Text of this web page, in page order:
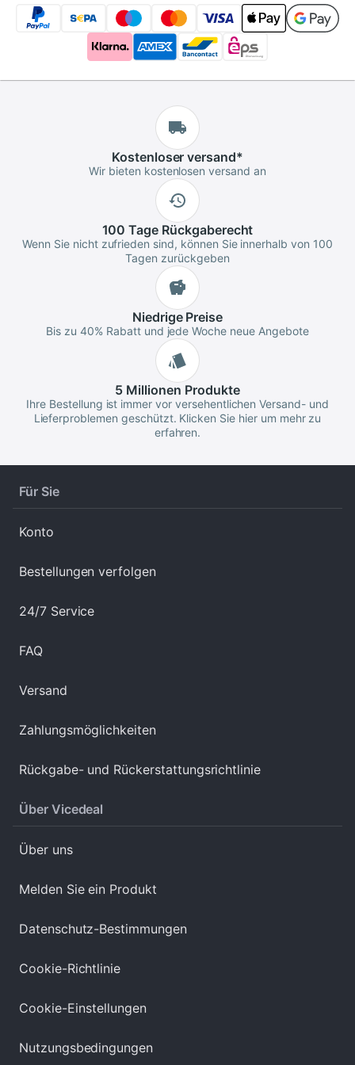
Kostenloser versand*
Wir bieten kostenlosen versand an
100 Tage Rückgaberecht
Wenn Sie nicht zufrieden sind, können Sie innerhalb von 100
Tagen zurückgeben
NiedrigePreise
Bis zu 40% Rabatt und jede Woche neue Angebote
5 Millionen Produkte
Ihre Bestellung ist immer vor versehentlichen Versand- und
Lieferproblemen geschützt. Klicken Sie hier um mehr zu
erfahren.
Für Sie
Konto
Bestellungen verfolgen
24/7 Service
FAQ
Versand
Zahlungsmöglichkeiten
Rückgabe- und Rückerstattungsrichtlinie
Über Vicedeal
Über uns
Melden Sie ein Produkt
Datenschutz-Bestimmungen
Cookie-Richtlinie
Cookie-Einstellungen
Nutzungsbedingungen